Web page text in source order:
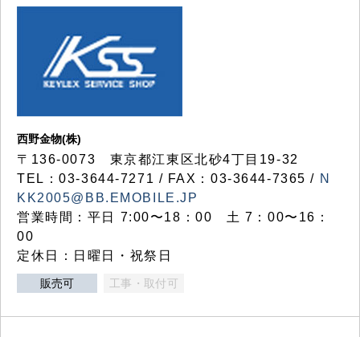
西野金物(株)
〒136-0073 東京都江東区北砂4丁目19-32
TEL：03‐3644‐7271 / FAX：03-3644-7365 / N
KK2005@BB.EMOBILE.JP
営業時間：平日 7:00〜18：00 土 7：00〜16：
00
定休日：日曜日・祝祭日
販売可 工事・取付可